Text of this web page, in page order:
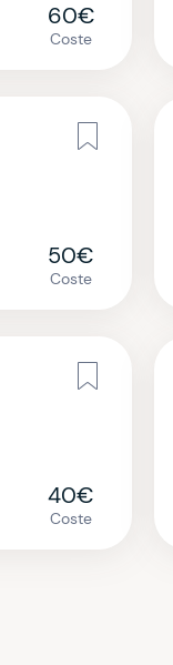
60€
Coste
50€
Coste
40€
Coste